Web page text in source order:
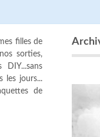
filles de
sorties,
les jours...
de